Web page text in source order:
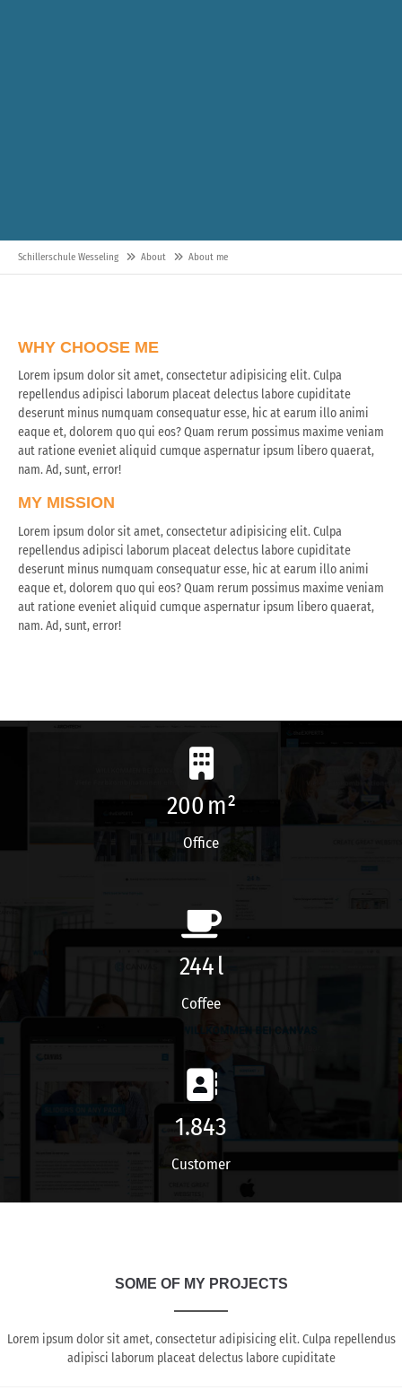
Schillerschule Wesseling About About me
WHY CHOOSE ME
Lorem ipsum dolor sit amet, consectetur adipisicing elit. Culpa
repellendus adipisci laborum placeat delectus labore cupiditate
deserunt minus numquam consequatur esse, hic at earum illo animi
eaque et, dolorem quo qui eos? Quam rerum possimus maxime veniam
aut ratione eveniet aliquid cumque aspernatur ipsum libero quaerat,
nam. Ad, sunt, error!
MY MISSION
Lorem ipsum dolor sit amet, consectetur adipisicing elit. Culpa
repellendus adipisci laborum placeat delectus labore cupiditate
deserunt minus numquam consequatur esse, hic at earum illo animi
eaque et, dolorem quo qui eos? Quam rerum possimus maxime veniam
aut ratione eveniet aliquid cumque aspernatur ipsum libero quaerat,
nam. Ad, sunt, error!
200m²
Office
264l
Coffee
2.179
Customer
SOME OF MY PROJECTS
Lorem ipsum dolor sit amet, consectetur adipisicing elit. Culpa repellendus
adipisci laborum placeat delectus labore cupiditate